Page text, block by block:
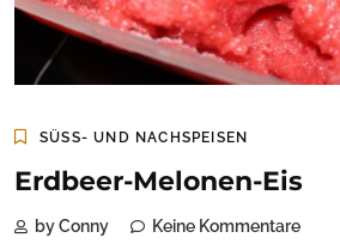
SÜSS- UND NACHSPEISEN
Erdbeer-Melonen-Eis
by Conny Keine Kommentare